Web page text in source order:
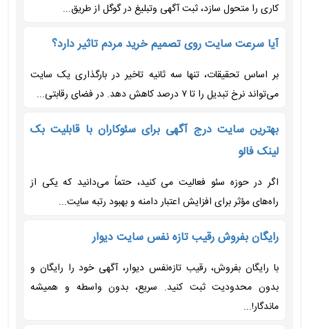
کاری را متحول سازد، ثبت آگهی وتبلیغ در گوگل از طریق...
آیا سرعت سایت روی تصمیم خرید مردم تاثیر دارد؟
بر اساس تحقیقات، تنها سه ثانیه تاخیر در بارگذاری یک سایت
می‌تواند نرخ تبدیل را تا ۷ درصد کاهش دهد. در فضای رقابتی...
بهترین سایت درج آگهی برای سئوکاران با قابلیت بک
لینک فالو
اگر در حوزه سئو فعالیت می‌ کنید، حتماً می‌دانید که یکی از
راه‌های مؤثر برای افزایش اعتبار دامنه و بهبود رتبه سایت...
رایگان بفروش رقیب تازه نفس سایت دیوار
با رایگان بفروش، رقیب تازه‌نفس دیوار، آگهی خود را رایگان و
بدون محدودیت ثبت کنید. سریع، بدون واسطه و همیشه
ماندگار!...